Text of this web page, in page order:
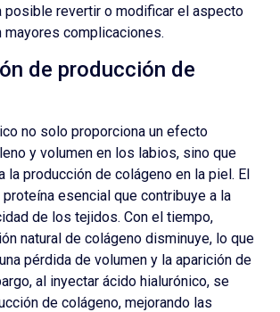
posible revertir o modificar el aspecto
complicaciones.
de producción de
no solo proporciona un efecto
y volumen en los labios, sino que
la producción de colágeno en la piel. El
esencial que contribuye a la
de los tejidos. Con el tiempo,
natural de colágeno disminuye, lo que
pérdida de volumen y la aparición de
al inyectar ácido hialurónico, se
de colágeno, mejorando las